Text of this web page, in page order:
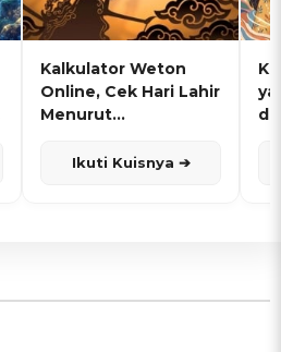
Kalkulator Weton
Online, Cek Hari Lahir
Menurut
Ikuti Kuisnya ➔